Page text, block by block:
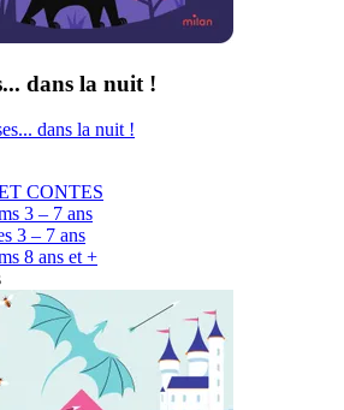
dans la nuit !
dans la nuit !
CONTES
3 – 7 ans
3 – 7 ans
8 ans et +